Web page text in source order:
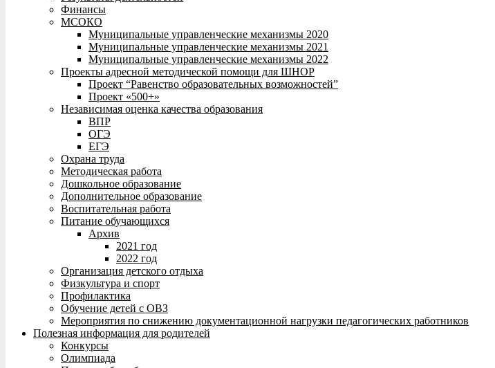
Финансы
МСОКО
Муниципальные управленческие механизмы 2020
Муниципальные управленческие механизмы 2021
Муниципальные управленческие механизмы 2022
Проекты адресной методической помощи для ШНОР
Проект “Равенство образовательных возможностей”
Проект «500+»
Независимая оценка качества образования
ВПР
ОГЭ
ЕГЭ
Охрана труда
Методическая работа
Дошкольное образование
Дополнительное образование
Воспитательная работа
Питание обучающихся
Архив
2021 год
2022 год
Организация детского отдыха
Физкультура и спорт
Профилактика
Обучение детей с ОВЗ
Мероприятия по снижению документационной нагрузки педагогических работников
Полезная информация для родителей
Конкурсы
Олимпиада